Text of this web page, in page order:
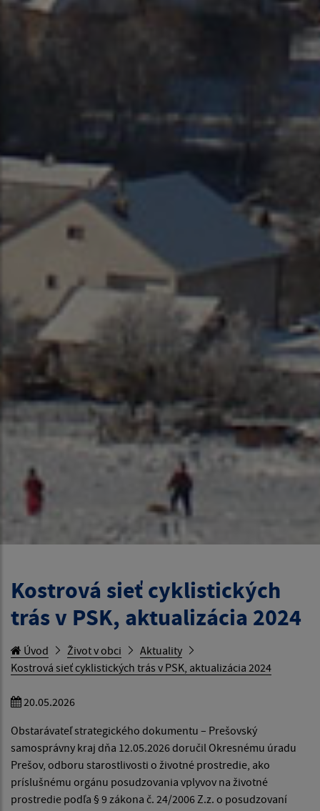
Kostrová sieť cyklistických
trás v PSK, aktualizácia 2024
Úvod Život v obci
Aktuality
Kostrová sieť cyklistických trás v PSK, aktualizácia 2024
20.05.2026
Obstarávateľ strategického dokumentu – Prešovský
samosprávny kraj dňa 12.05.2026 doručil Okresnému úradu
Prešov, odboru starostlivosti o životné prostredie, ako
príslušnému orgánu posudzovania vplyvov na životné
prostredie podľa § 9 zákona č. 24/2006 Z.z. o posudzovaní